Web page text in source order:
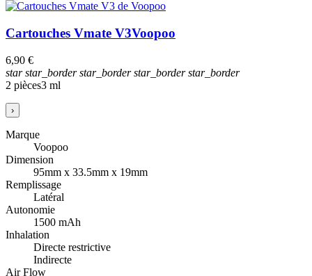
Cartouches Vmate V3Voopoo
6,90 €
starstar_borderstar_borderstar_borderstar_border
2 pièces3 ml
›
Marque
Voopoo
Dimension
95mm x 33.5mm x 19mm
Remplissage
Latéral
Autonomie
1500 mAh
Inhalation
Directe restrictive
Indirecte
Air Flow